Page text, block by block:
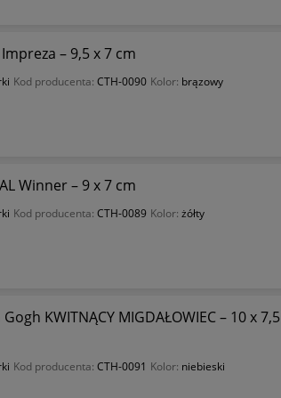
– 9,5 x 7 cm
Kod producenta: CTH-0090 Kolor: brązowy
Winner – 9 x 7 cm
Kod producenta: CTH-0089 Kolor: żółty
KWITNĄCY MIGDAŁOWIEC – 10 x 7,5
Kod producenta: CTH-0091 Kolor: niebieski